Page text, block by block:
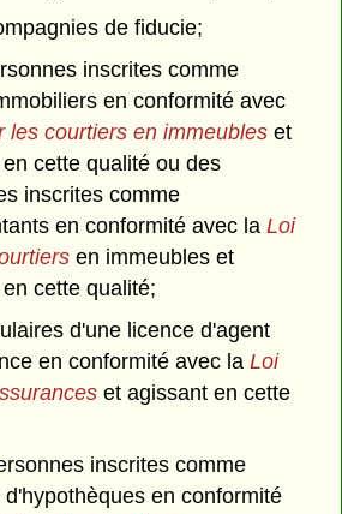
de fiducie;
inscrites comme
en conformité avec
les courtiers en immeubleset
cette qualité ou des
inscrites comme
en conformité avec la Loi
en immeubles et
cette qualité;
d'une licence d'agent
en conformité avec la Loi
et agissant en cette
inscrites comme
d'hypothèques en conformité